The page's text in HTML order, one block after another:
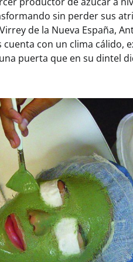
sin perder sus
de la Nueva España,
cuenta con un clima cálido,
puerta que en su dintel